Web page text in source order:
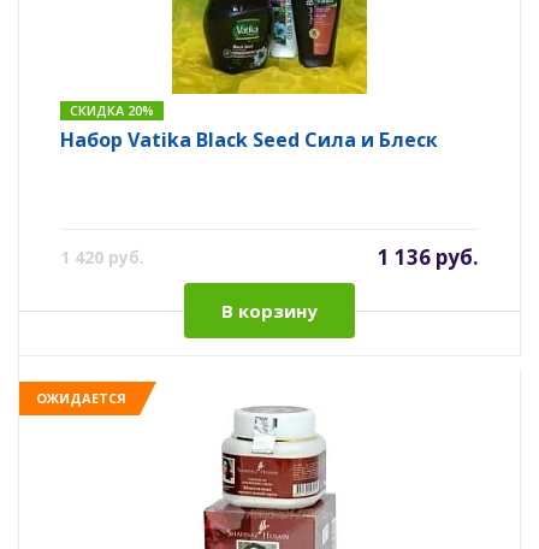
СКИДКА 20%
Набор Vatika Black Seed Сила и Блеск
1 420 руб. 1 136 руб.
В корзину
ОЖИДАЕТСЯ